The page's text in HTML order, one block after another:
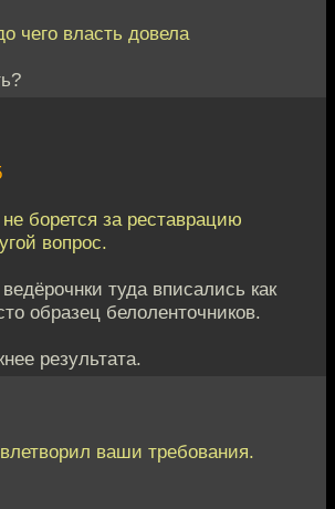
чего власть довела
борется за реставрацию
вопрос.
туда вписались как
образец белоленточников.
результата.
ваши требования.